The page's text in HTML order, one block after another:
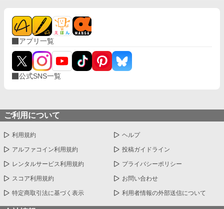
アプリ一覧
公式SNS一覧
ご利用について
利用規約 ヘルプ
アルファコイン利用規約 投稿ガイドライン
レンタルサービス利用規約 プライバシーポリシー
スコア利用規約 お問い合わせ
特定商取引法に基づく表示 利用者情報の外部送信について